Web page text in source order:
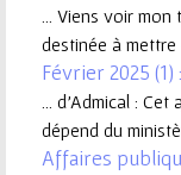
e
u
r
... Viens voir
destinée à mettre
Février 2025
... d’Admical :
dépend du
Affaires